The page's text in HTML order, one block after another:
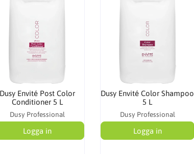
Dusy Envité Post Color
Conditioner 5 L
Dusy Professional
Logga in
Dusy Envité Color Shampoo
5 L
Dusy Professional
Logga in